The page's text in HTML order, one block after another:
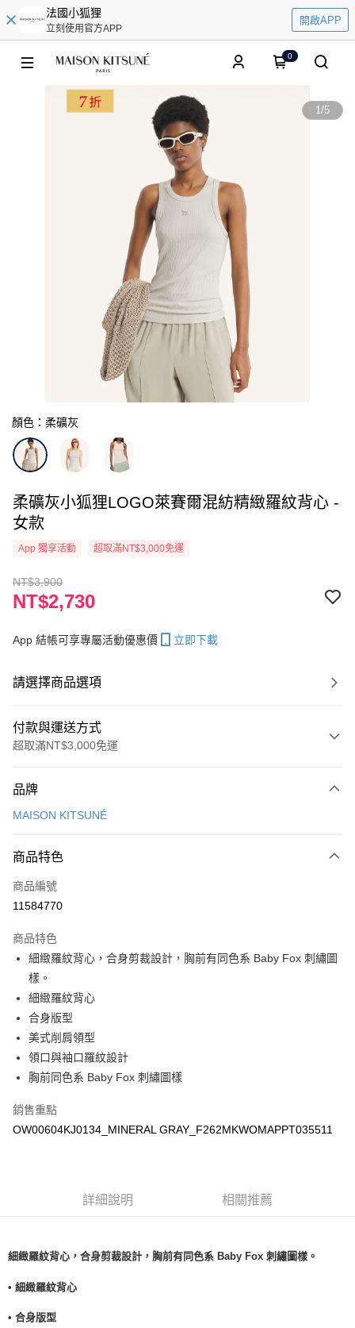
法國小狐狸
立刻使用官方APP
開啟APP
0
1/5
顏色：柔礦灰
柔礦灰小狐狸LOGO萊賽爾混紡精緻羅紋背心 -
女款
App 獨享活動 超取滿NT$3,000免運
NT$3,900
NT$2,730
App 結帳可享專屬活動優惠價 立即下載
請選擇商品選項
付款與運送方式
超取滿NT$3,000免運
信用卡一次付款
ATM付款
每筆NT$100，滿NT$3,000(含以上)免運費
付款後萊爾富取貨
每筆NT$100
付款後7-11取貨
每筆NT$100，滿NT$3,000(含以上)免運費
宅配
品牌
MAISON KITSUNÉ
商品特色
商品編號
11584770
商品特色
細緻羅紋背心，合身剪裁設計，胸前有同色系 Baby Fox 刺繡圖
樣。
細緻羅紋背心
合身版型
美式削肩領型
領口與袖口羅紋設計
胸前同色系 Baby Fox 刺繡圖樣
銷售重點
OW00604KJ0134_MINERAL GRAY_F262MKWOMAPPT035511
詳細說明 相關推薦
細緻羅紋背心，合身剪裁設計，胸前有同色系 Baby Fox 刺繡圖樣。
• 細緻羅紋背心
• 合身版型